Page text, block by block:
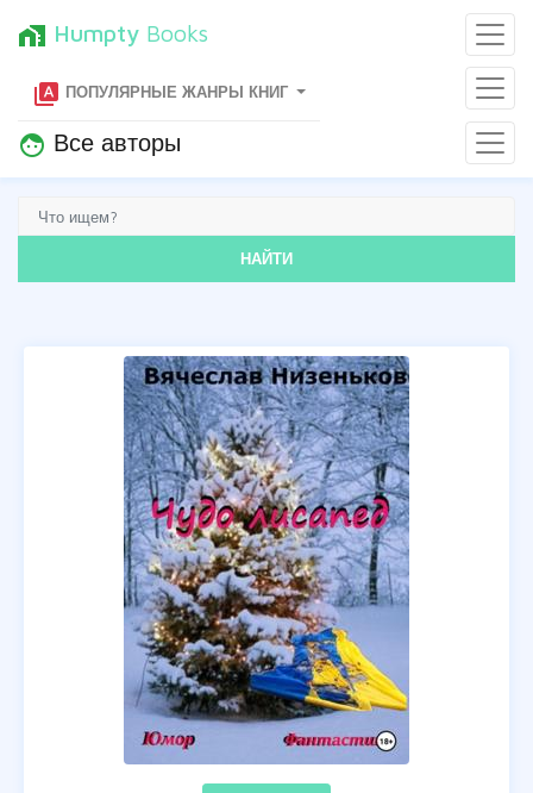
home_work Humpty Books
type_specimen ПОПУЛЯРНЫЕ ЖАНРЫ КНИГ
face Все авторы
НАЙТИ